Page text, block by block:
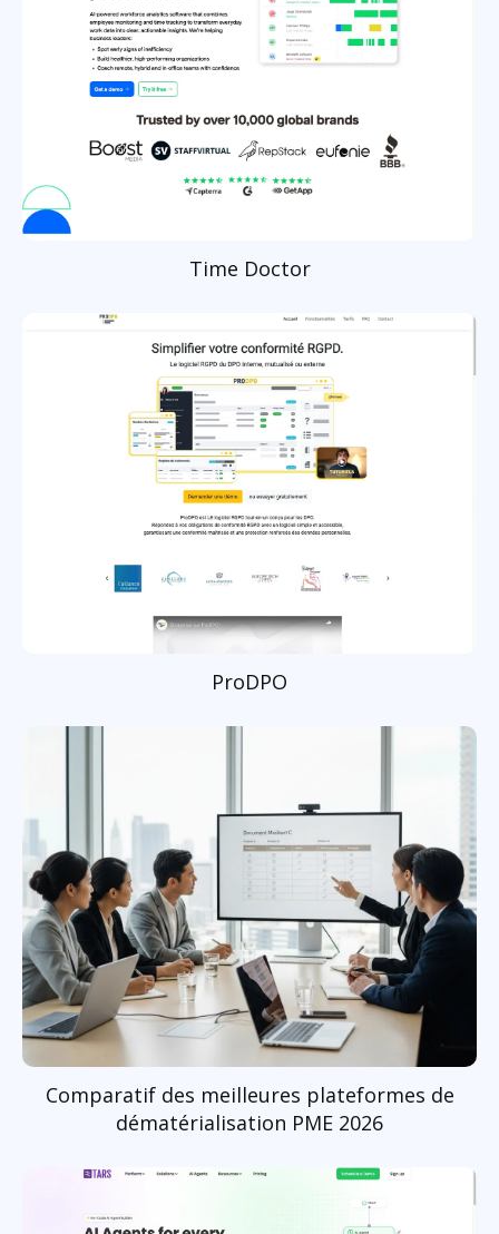
Time Doctor
ProDPO
Comparatif des meilleures plateformes de
dématérialisation PME 2026